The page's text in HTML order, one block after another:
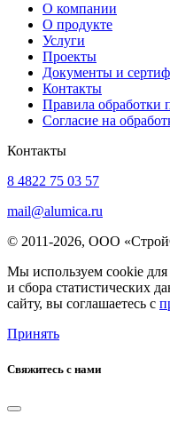
О компании
О продукте
Услуги
Проекты
Документы и
Контакты
Правила обработки
Согласие на
Контакты
8 4822 75 03 57
mail@alumica.ru
© 2011-2026, ООО
Мы используем cookie для
и сбора статистических
сайту, вы соглашаетесь с
Принять
Свяжитесь с нами